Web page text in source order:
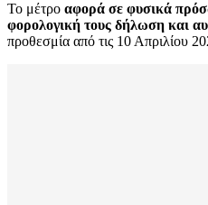
Το μέτρο αφορά σε φυσικά
φορολογική τους δήλωση και
προθεσμία από τις 10 Απριλίου